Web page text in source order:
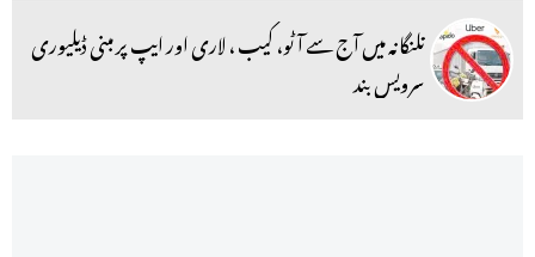
تلنگانہ میں آج سے آٹو، کیب ، لاری اور ایپ پر مبنی ڈیلیوری
سرویس بند